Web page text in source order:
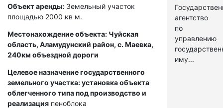
Объект аренды: Земельный участок
площадью 2000 кв м.
Местонахождение объекта: Чуйская
область, Аламудунский район, с. Маевка,
240км объездной дороги
Целевое назначение государственного
земельного участка: установка объекта
облегченного типа под производство и
реализация пеноблока
агентство
по
управлению
иму...